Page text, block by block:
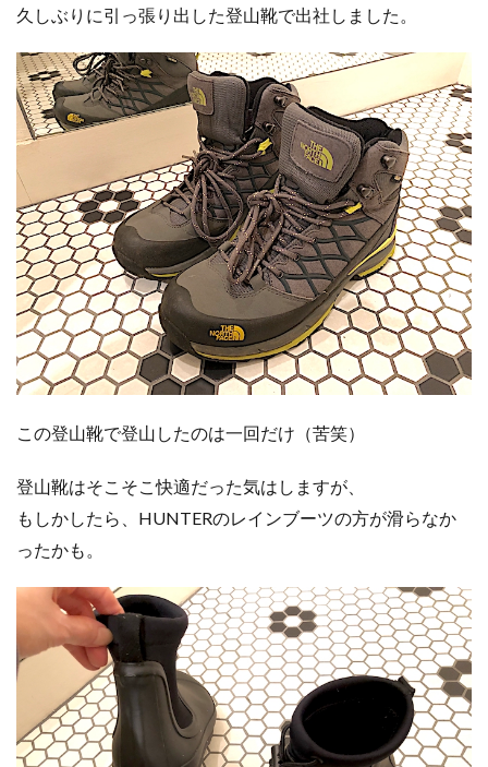
久しぶりに引っ張り出した登山靴で出社しました。
この登山靴で登山したのは一回だけ（苦笑）
登山靴はそこそこ快適だった気はしますが、
もしかしたら、HUNTERのレインブーツの方が滑らなか
ったかも。